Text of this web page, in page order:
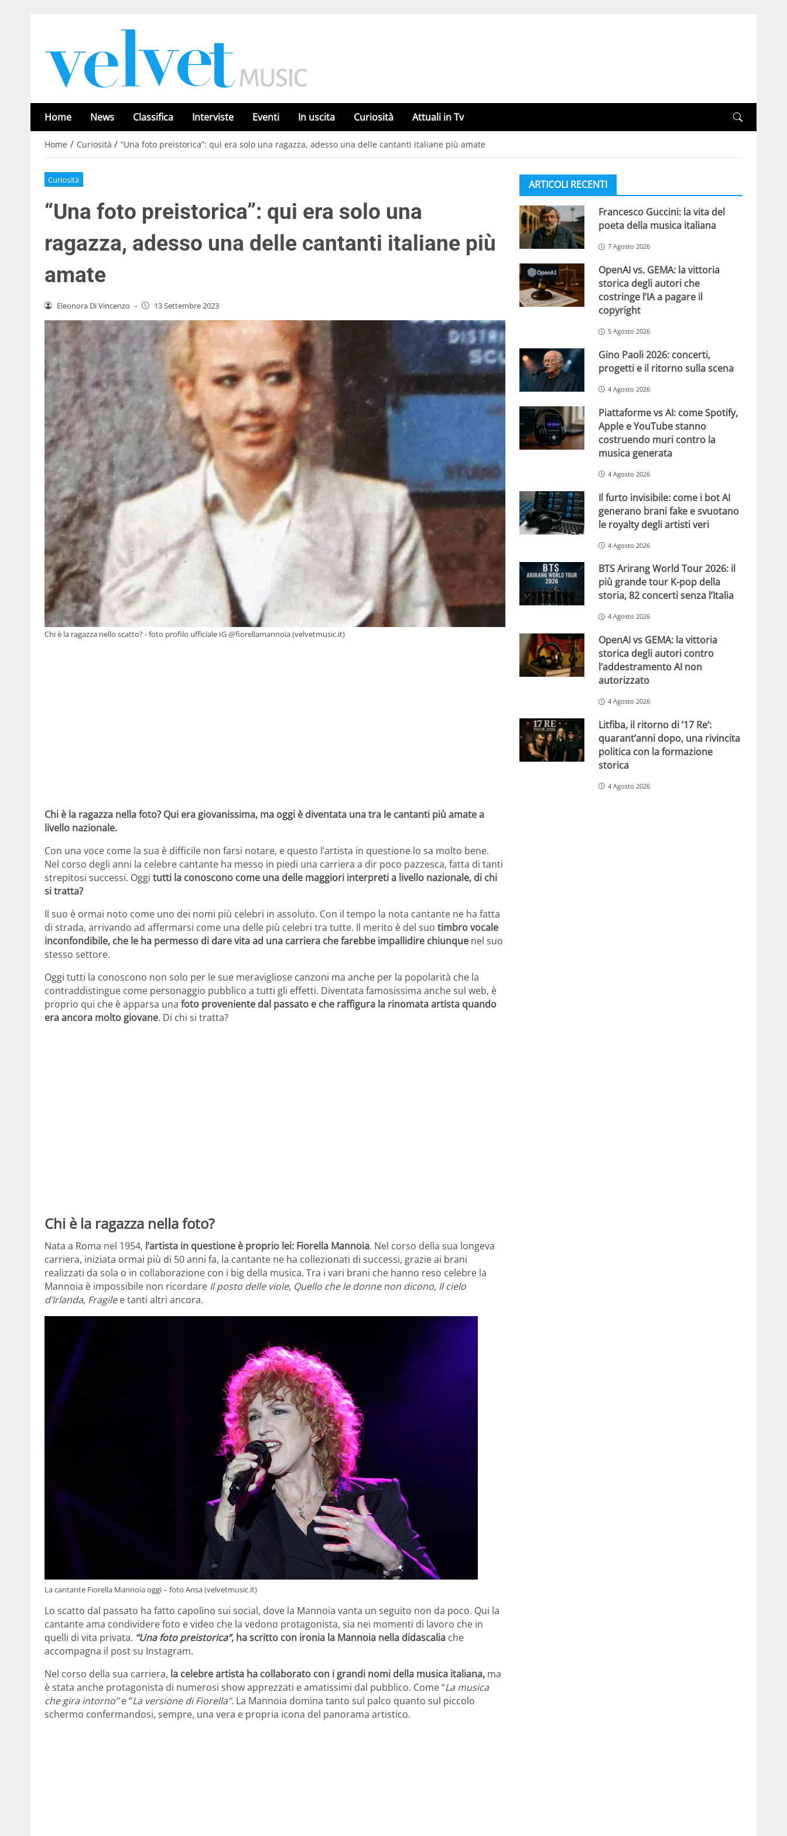
Home News Classifica Interviste Eventi In uscita Curiosità Attuali in Tv
Home / Curiosità / “Una foto preistorica”: qui era solo una ragazza, adesso una delle cantanti italiane più amate
Curiosità
“Una foto preistorica”: qui era solo una
ragazza, adesso una delle cantanti italiane più
amate
Eleonora Di Vincenzo - 13 Settembre 2023
Chi è la ragazza nello scatto? - foto profilo ufficiale IG @fiorellamannoia (velvetmusic.it)
Chi è la ragazza nella foto? Qui era giovanissima, ma oggi è diventata una tra le cantanti più amate a
livello nazionale.
Con una voce come la sua è difficile non farsi notare, e questo l’artista in questione lo sa molto bene.
Nel corso degli anni la celebre cantante ha messo in piedi una carriera a dir poco pazzesca, fatta di tanti
strepitosi successi. Oggi tutti la conoscono come una delle maggiori interpreti a livello nazionale, di chi
si tratta?
Il suo è ormai noto come uno dei nomi più celebri in assoluto. Con il tempo la nota cantante ne ha fatta
di strada, arrivando ad affermarsi come una delle più celebri tra tutte. Il merito è del suo timbro vocale
inconfondibile, che le ha permesso di dare vita ad una carriera che farebbe impallidire chiunque nel suo
stesso settore.
Oggi tutti la conoscono non solo per le sue meravigliose canzoni ma anche per la popolarità che la
contraddistingue come personaggio pubblico a tutti gli effetti. Diventata famosissima anche sul web, è
proprio qui che è apparsa una foto proveniente dal passato e che raffigura la rinomata artista quando
era ancora molto giovane. Di chi si tratta?
Chi è la ragazza nella foto?
Nata a Roma nel 1954, l’artista in questione è proprio lei: Fiorella Mannoia. Nel corso della sua longeva
carriera, iniziata ormai più di 50 anni fa, la cantante ne ha collezionati di successi, grazie ai brani
realizzati da sola o in collaborazione con i big della musica. Tra i vari brani che hanno reso celebre la
Mannoia è impossibile non ricordare Il posto delle viole, Quello che le donne non dicono, Il cielo
d’Irlanda, Fragilee tanti altri ancora.
La cantante Fiorella Mannoia oggi – foto Ansa (velvetmusic.it)
Lo scatto dal passato ha fatto capolino sui social, dove la Mannoia vanta un seguito non da poco. Qui la
cantante ama condividere foto e video che la vedono protagonista, sia nei momenti di lavoro che in
quelli di vita privata. “Una foto preistorica”, ha scritto con ironia la Mannoia nella didascalia che
accompagna il post su Instagram.
Nel corso della sua carriera, la celebre artista ha collaborato con i grandi nomi della musica italiana, ma
è stata anche protagonista di numerosi show apprezzati e amatissimi dal pubblico. Come “La musica
che gira intorno”e “La versione di Fiorella”. La Mannoia domina tanto sul palco quanto sul piccolo
schermo confermandosi, sempre, una vera e propria icona del panorama artistico.
ARTICOLI RECENTI
Francesco Guccini: la vita del
poeta della musica italiana
7 Agosto 2026
OpenAI vs. GEMA: la vittoria
storica degli autori che
costringe l’IA a pagare il
copyright
5 Agosto 2026
Gino Paoli 2026: concerti,
progetti e il ritorno sulla scena
4 Agosto 2026
Piattaforme vs AI: come Spotify,
Apple e YouTube stanno
costruendo muri contro la
musica generata
4 Agosto 2026
Il furto invisibile: come i bot AI
generano brani fake e svuotano
le royalty degli artisti veri
4 Agosto 2026
BTS Arirang World Tour 2026: il
più grande tour K-pop della
storia, 82 concerti senza l’Italia
4 Agosto 2026
OpenAI vs GEMA: la vittoria
storica degli autori contro
l’addestramento AI non
autorizzato
4 Agosto 2026
Litfiba, il ritorno di ’17 Re’:
quarant’anni dopo, una rivincita
politica con la formazione
storica
4 Agosto 2026